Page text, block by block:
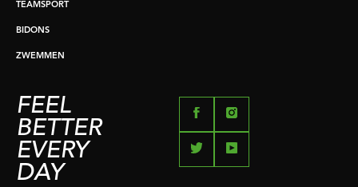
TEAMSPORT
BIDONS
ZWEMMEN
FEEL
BETTER
EVERY
DAY